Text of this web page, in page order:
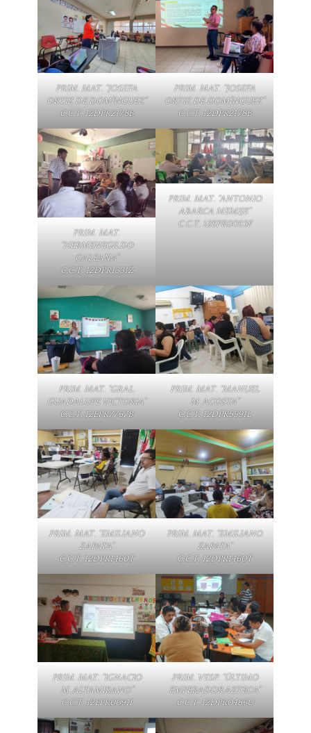
PRIM. MAT. “JOSEFA
ORTIZ DE DOMÍNGUEZ”
C.C.T. 12DPR2178B
PRIM. MAT. “JOSEFA
ORTIZ DE DOMÍNGUEZ”
C.C.T. 12DPR2178B
PRIM. MAT.
“HERMENEGILDO
GALEANA”
C.C.T. 12DPR1331Z
PRIM. MAT. “ANTONIO
ABARCA MEMIJE”
C.C.T. 12EPR0053F
PRIM. MAT. “GRAL.
GUADALUPE VICTORIA”
C.C.T. 12EPR7767B
PRIM. MAT. “MANUEL
M. ACOSTA”
C.C.T. 12DPR5991L
PRIM. MAT. “EMILIANO
ZAPATA”
C.C.T. 12DPR1460T
PRIM. MAT. “EMILIANO
ZAPATA”
C.C.T. 12DPR1460T
PRIM. MAT. “IGNACIO
M. ALTAMIRANO”
C.C.T. 12EPR0091I
PRIM. VESP. “ÚLTIMO
EMPERADOR AZTECA”
C.C.T. 12DPR0486U